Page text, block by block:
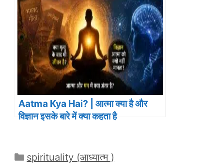
Aatma Kya Hai? | आत्मा क्या है और
विज्ञान इसके बारे में क्या कहता है
Categories
spirituality (आध्यात्म )